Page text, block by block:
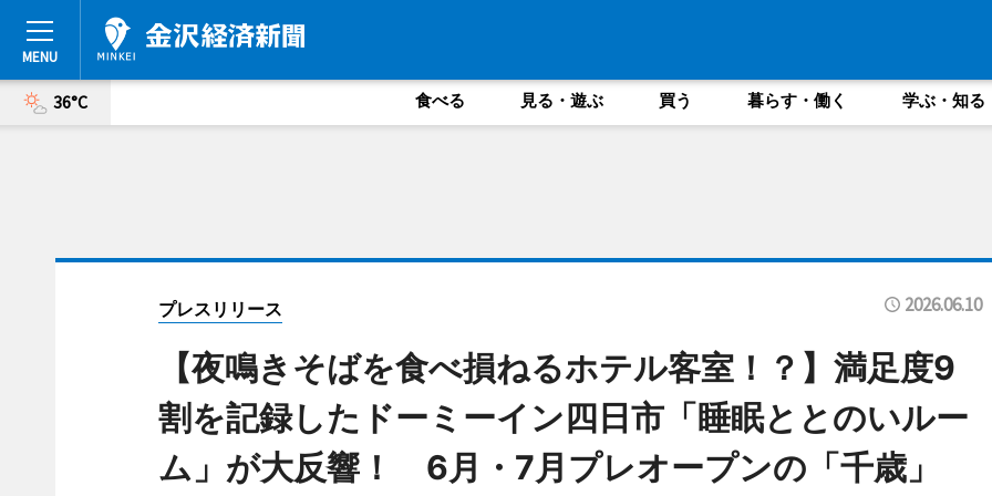
36°C 食べる 見る・遊ぶ 買う 暮らす・働く 学ぶ・知る
プレスリリース 2026.06.10
【夜鳴きそばを食べ損ねるホテル客室！？】満足度9
割を記録したドーミーイン四日市「睡眠ととのいルー
ム」が大反響！ 6月・7月プレオープンの「千歳」